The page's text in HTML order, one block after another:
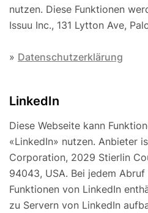
nutzen. Diese Funktionen
Issuu Inc., 131 Lytton Ave,
» Datenschutzerklärung
LinkedIn
Diese Webseite kann
«LinkedIn» nutzen. Anbieter
Corporation, 2029 Stierlin
94043, USA. Bei jedem
Funktionen von LinkedIn
zu Servern von LinkedIn